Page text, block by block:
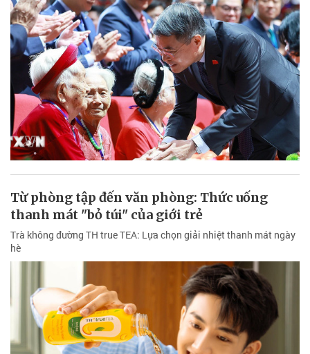
Từ phòng tập đến văn phòng: Thức uống
thanh mát "bỏ túi" của giới trẻ
Trà không đường TH true TEA: Lựa chọn giải nhiệt thanh mát ngày
hè